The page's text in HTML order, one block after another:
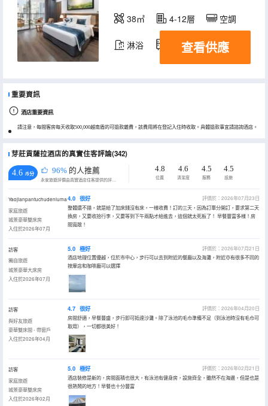
38㎡ 4-12層 空調
淋浴 冰箱查看供應
重要資訊
酒店重要資訊
請注意，每間客房每天收取500,000越南盾的可退款雜費，該費用將在登記入住時收取。具體退款事宜請諮詢酒店。
芽莊貢薩拉酒店的真實住客評論(342)
4.6 /5分 96% 的人推薦
永安旅遊評價由真實酒店住客提供的評價。
4.8
位置
4.6
清潔度
4.5
服務
4.5
設施
Yaojianpantuchudeniuma
家庭旅遊
城景豪華雙床房
入住於2026年07月
4.0 很好
評價於：2026年07月23日
整體還不錯，就是給了加床錢沒有床，一樣收費！訂的三天，因為訂單分開訂，要求第二天
換房，又要收拾行李，又要等到下午兩點才給進去，這個就太死板了！ 早餐豐富多樣！房
間寬敞！
訪客
獨自旅遊
城景豪華大床房
入住於2026年07月
5.0 極好
評價於：2026年07月21日
酒店地理位置優越，位於市中心，步行可以去到附近的餐廳以及海灘，附近亦有很多不同的
按摩店和咖啡廳可以選擇
訪客
與好友旅遊
豪華雙床間 - 帶窗戶
入住於2026年04月
4.7 很好
評價於：2026年04月20日
房間舒適，早餐豐盛，步行即可抵達沙灘。除了泳池的毛巾準備不足（到泳池時沒有毛巾可
取用），一切都很美好！
訪客
家庭旅遊
城景豪華雙床房
入住於2026年02月
5.0 極好
評價於：2026年02月21日
酒店裝修是新的，房間面積也很大，有泳池有健身房，設施齊全，雖然不在海邊，但是也是
很熱鬧的地方！早餐也十分豐富